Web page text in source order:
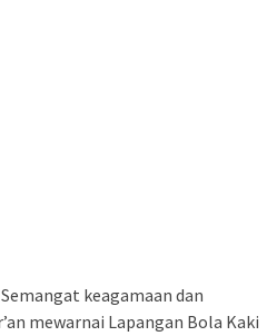
keagamaan dan
mewarnai Lapangan Bola Kaki